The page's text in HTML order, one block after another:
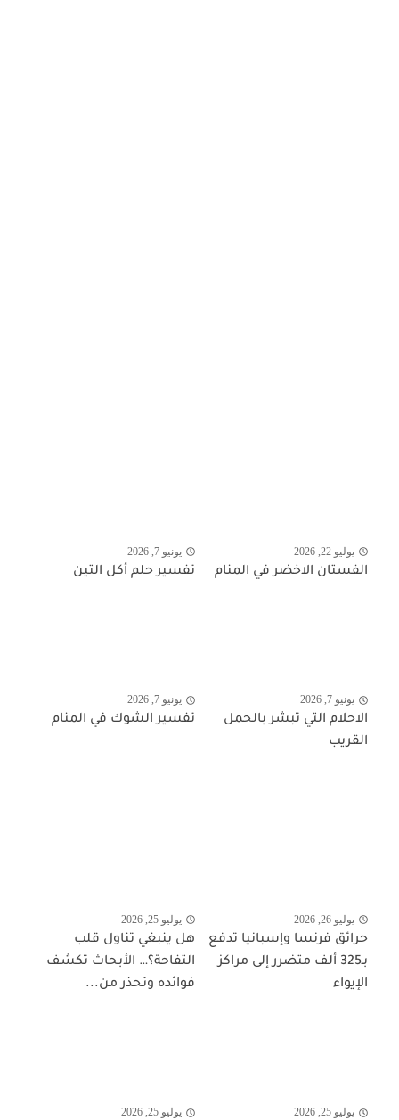
يوليو 22, 2026
الفستان الاخضر في المنام
يونيو 7, 2026
تفسير حلم أكل التين
يونيو 7, 2026
الاحلام التي تبشر بالحمل
القريب
يونيو 7, 2026
تفسير الشوك في المنام
يوليو 26, 2026
حرائق فرنسا وإسبانيا تدفع
بـ325 ألف متضرر إلى مراكز
الإيواء
يوليو 25, 2026
هل ينبغي تناول قلب
التفاحة؟… الأبحاث تكشف
فوائده وتحذر من...
يوليو 25, 2026 يوليو 25, 2026